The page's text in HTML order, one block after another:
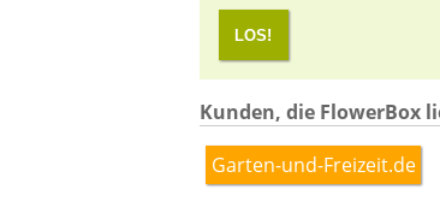
LOS!
Kunden, die FlowerBox
Garten-und-Freizeit.de